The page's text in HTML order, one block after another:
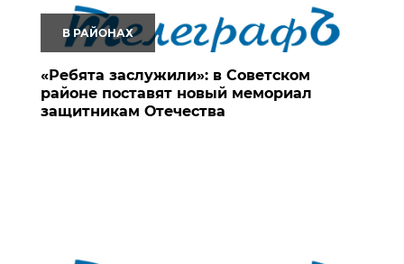
В РАЙОНАХ
«Ребята заслужили»: в Советском
районе поставят новый мемориал
защитникам Отечества